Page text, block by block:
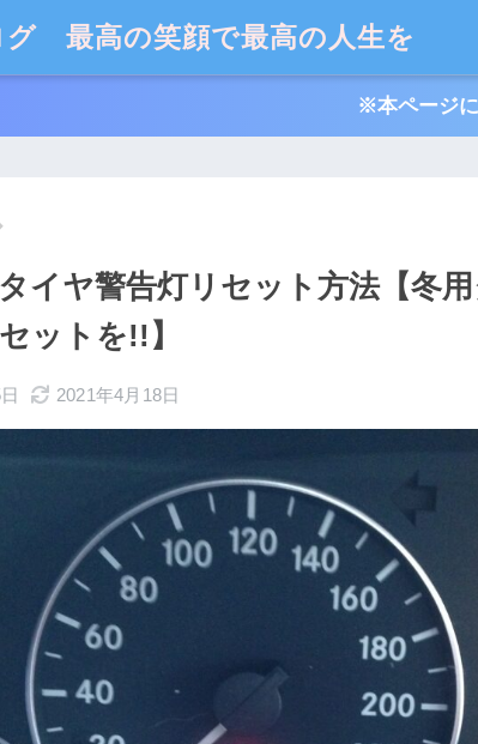
グ 最高の笑顔で最高の人生を
※本ページ
イヤ警告灯リセット方法【冬
ットを!!】
2021年4月18日